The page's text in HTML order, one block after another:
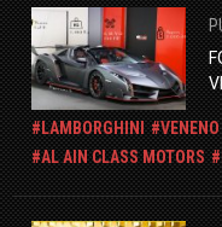
LAMBORGHINI
AL AIN CLASS MOTORS